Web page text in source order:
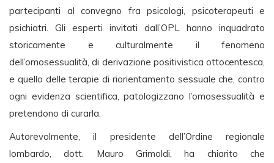
partecipanti al convegno fra psicologi, psicoterapeuti e
psichiatri. Gli esperti invitati dall’OPL hanno inquadrato
storicamente e culturalmente il fenomeno
dell’omosessualità, di derivazione positivistica ottocentesca,
e quello delle terapie di riorientamento sessuale che, contro
ogni evidenza scientifica, patologizzano l’omosessualità e
pretendono di curarla.
Autorevolmente, il presidente dell’Ordine regionale
lombardo, dott. Mauro Grimoldi, ha chiarito che